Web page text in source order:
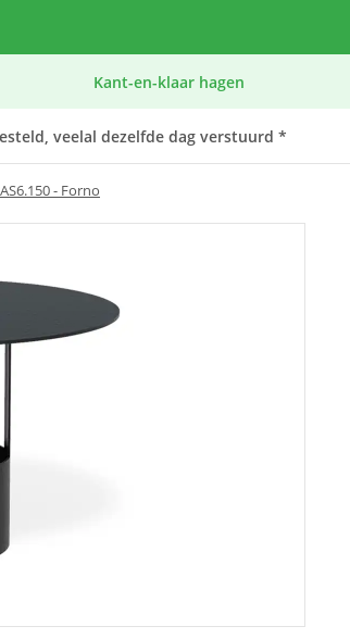
Kant-en-klaar hagen
veelal dezelfde dag verstuurd *
- Forno